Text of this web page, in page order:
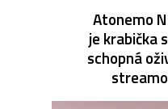
Atonemo
je krabička
schopná